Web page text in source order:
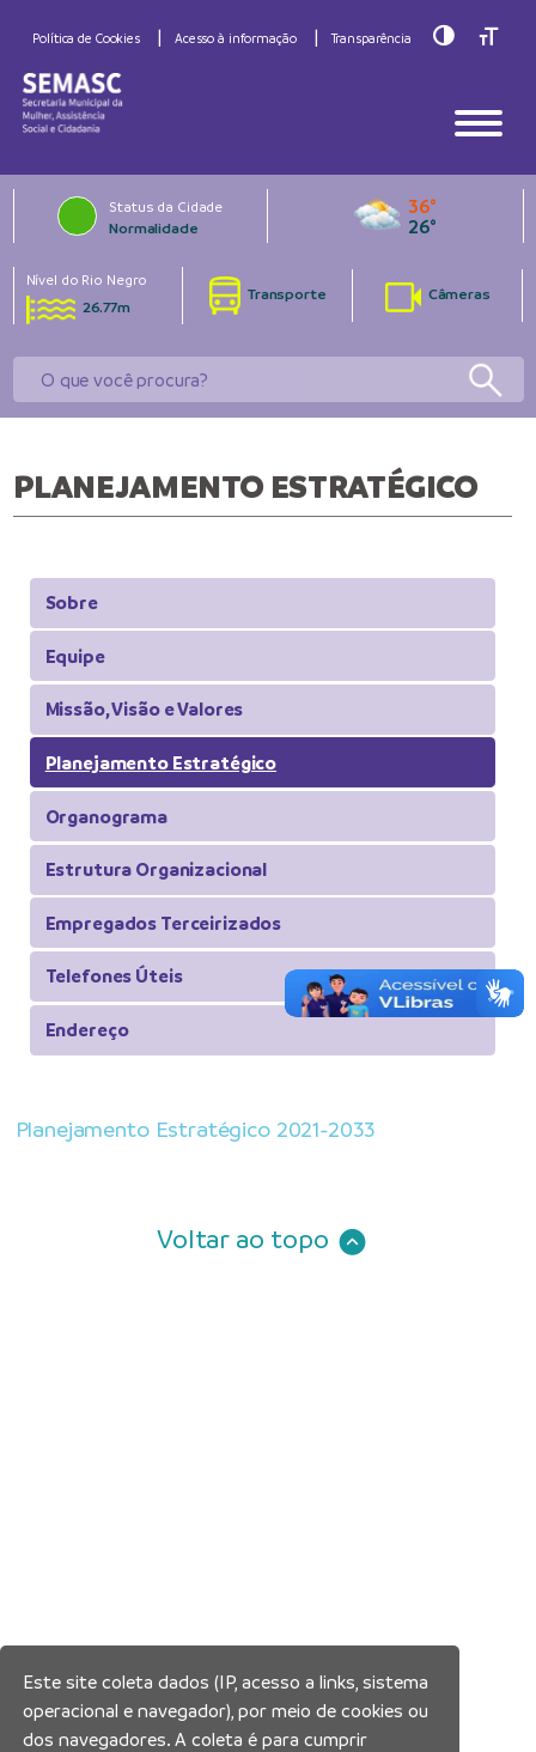
Política de Cookies Acesso à informação Transparência Toggle
Status da Cidade
Normalidade
36°
26°
Nível do Rio Negro
26.77m
Transporte Câmeras
PLANEJAMENTO ESTRATÉGICO
Sobre
Equipe
Missão, Visão e Valores
Planejamento Estratégico
Organograma
Estrutura Organizacional
Empregados Terceirizados
Telefones Úteis
Endereço
Planejamento Estratégico 2021-2033
Voltar ao topo
Este site coleta dados (IP, acesso a links, sistema
operacional e navegador), por meio de cookies ou
dos navegadores. A coleta é para cumprir